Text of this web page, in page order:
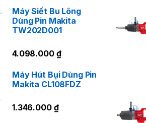
Máy Siết Bu Lông
Dùng Pin Makita
TW202D001
4.098.000 ₫
Máy Hút Bụi Dùng Pin
Makita CL108FDZ
1.346.000 ₫